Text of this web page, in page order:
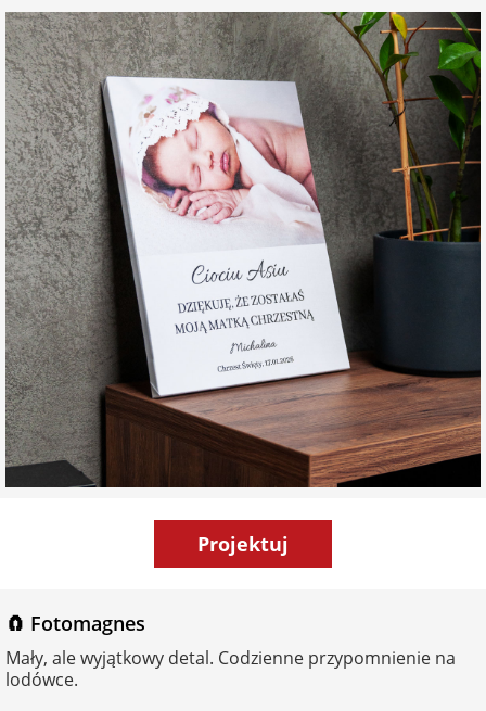
Projektuj
🧲 Fotomagnes
Mały, ale wyjątkowy detal. Codzienne przypomnienie na
lodówce.